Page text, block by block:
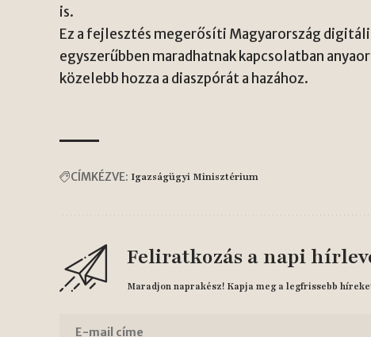
is.
Ez a fejlesztés megerősíti Magyarország
egyszerűbben maradhatnak kapcsolatban
közelebb hozza a diaszpórát a hazához.
CÍMKÉZVE: Igazságügyi Minisztérium
Feliratkozás a napi
Maradjon naprakész! Kapja meg a legfrissebb